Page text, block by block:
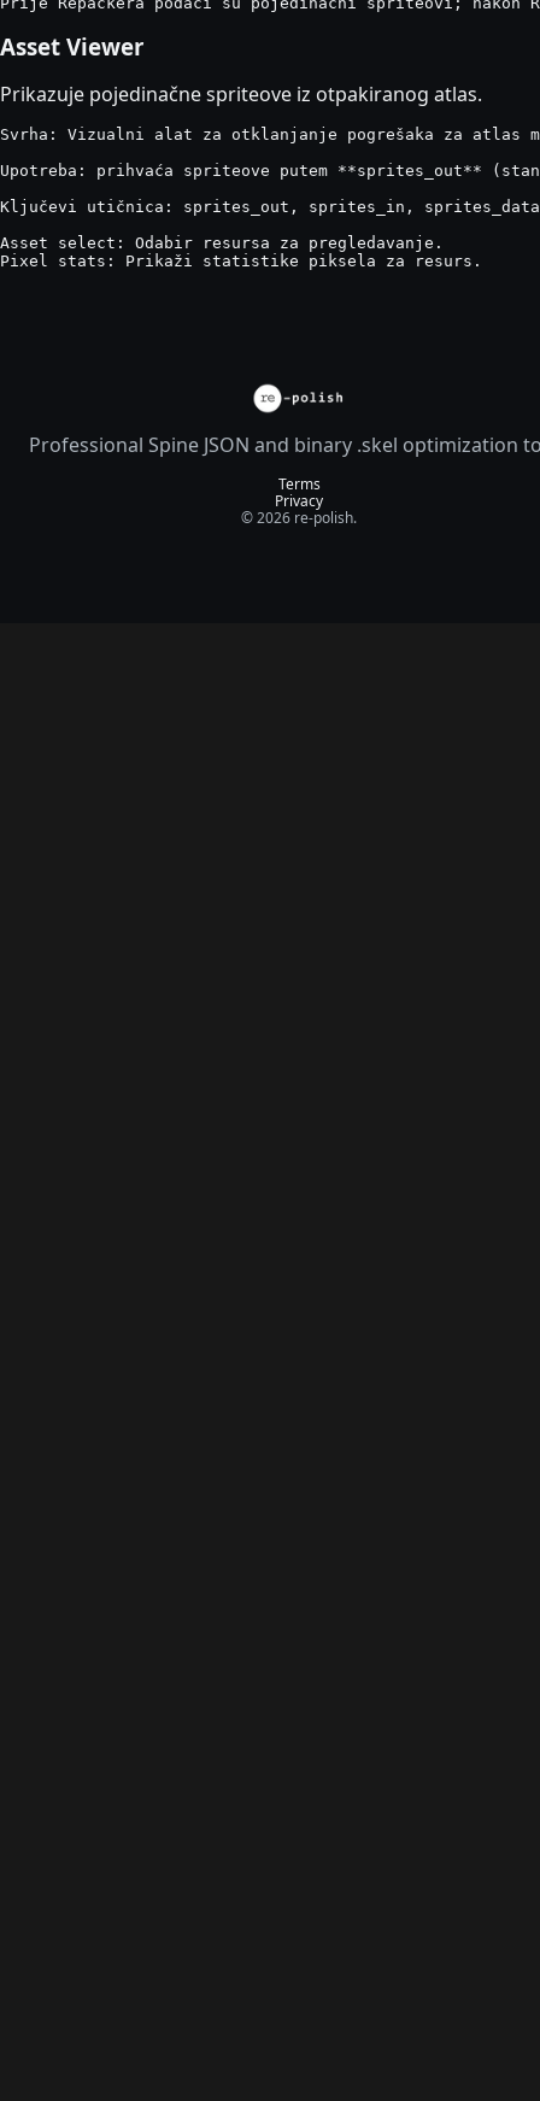
Asset Viewer
Prikazuje pojedinačne spriteove iz otpakiranog atlas.
Svrha: Vizualni alat za otklanjanje pogrešaka za atlas
Upotreba: prihvaća spriteove putem **sprites_out**
Ključevi utičnica: sprites_out, sprites_in, sprites_data
Asset select: Odabir resursa za pregledavanje.
Pixel stats: Prikaži statistike piksela za resurs.
Professional Spine JSON and binary .skel optimization
© 2026 re-polish.
Privacy
Terms